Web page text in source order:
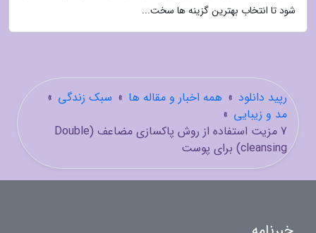
شود تا انتخاب بهترین گزینه ها سخت...
رپید دانلود » همه اخبار و مقاله ها » سبک زندگی »
مد و زیبایی »
7 مزیت استفاده از روش پاکسازی مضاعف (Double
cleansing) برای پوست